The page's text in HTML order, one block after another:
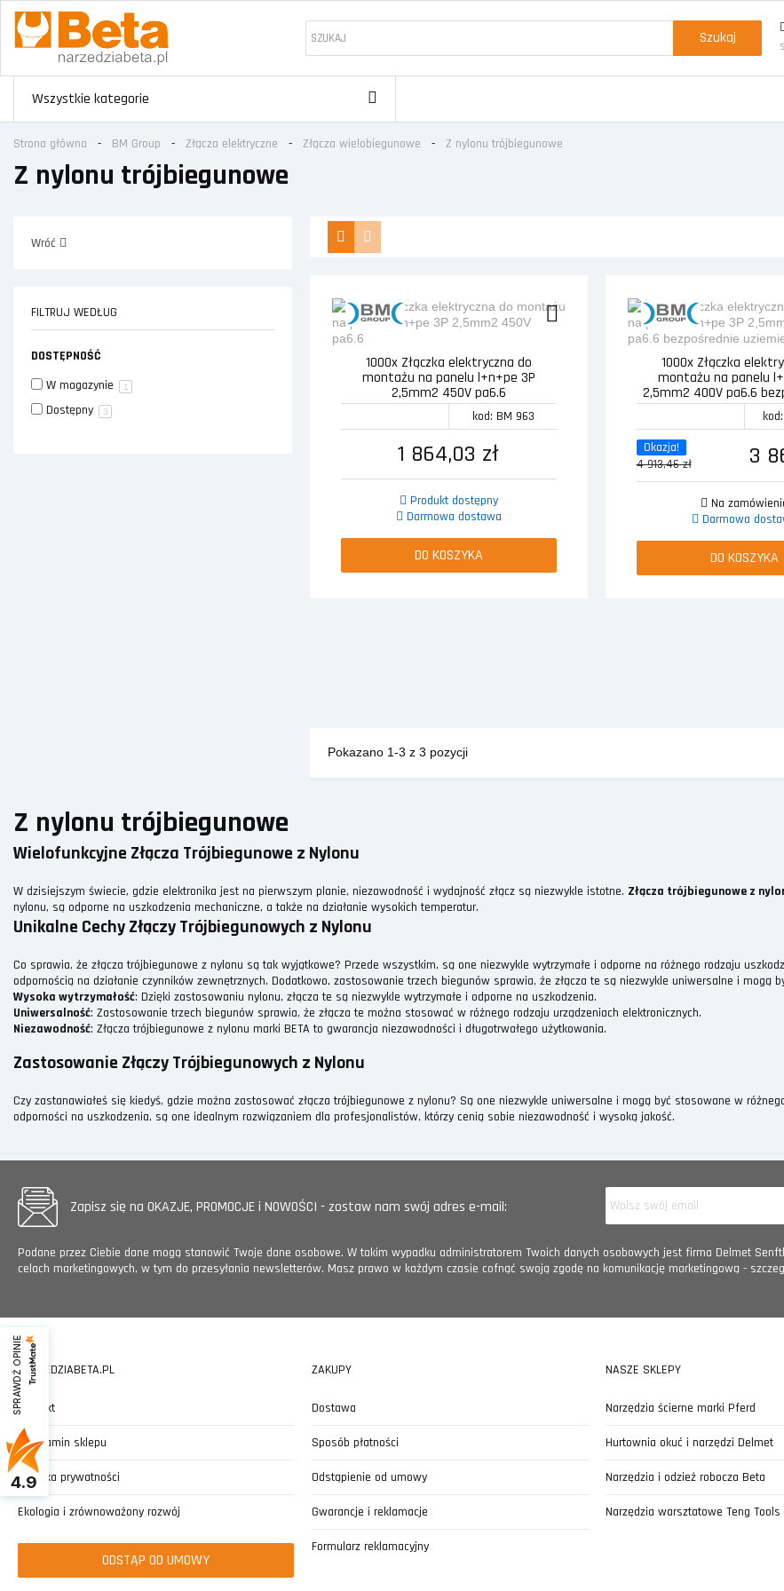
Szukaj
Wszystkie kategorie
Strona główna BM Group Złącza elektryczne Złącza wielobiegunowe Z nylonu trójbiegunowe
Z nylonu trójbiegunowe
Wróć
FILTRUJ WEDŁUG
DOSTĘPNOŚĆ
W magazynie
1
Dostępny 3
1000x Złączka elektryczna do
montażu na panelu l+n+pe 3P
2,5mm2 450V pa6.6
kod: BM 963
1 864,03 zł
Produkt dostępny
Darmowa dostawa
DO KOSZYKA
1000x Złączka
montażu na panelu
2,5mm2 400V pa6.6
Okazja!
4 913,46 zł
3
Na
Darmowa
DO KOSZYKA
Pokazano 1-3 z 3 pozycji
Z nylonu trójbiegunowe
Wielofunkcyjne Złącza Trójbiegunowe z Nylonu
W dzisiejszym świecie, gdzie elektronika jest na pierwszym planie, niezawodność i wydajność złącz są niezwykle istotne. Złącza trójbiegunowe z
nylonu, są odporne na uszkodzenia mechaniczne, a także na działanie wysokich temperatur.
Unikalne Cechy Złączy Trójbiegunowych z Nylonu
Co sprawia, że złącza trójbiegunowe z nylonu są tak wyjątkowe? Przede wszystkim, są one niezwykle wytrzymałe i odporne na różnego rodzaju
odpornością na działanie czynników zewnętrznych. Dodatkowo, zastosowanie trzech biegunów sprawia, że złącza te są niezwykle uniwersalne i mogą
Wysoka wytrzymałość: Dzięki zastosowaniu nylonu, złącza te są niezwykle wytrzymałe i odporne na uszkodzenia.
Uniwersalność: Zastosowanie trzech biegunów sprawia, że złącza te można stosować w różnego rodzaju urządzeniach elektronicznych.
Niezawodność: Złącza trójbiegunowe z nylonu marki BETA to gwarancja niezawodności i długotrwałego użytkowania.
Zastosowanie Złączy Trójbiegunowych z Nylonu
Czy zastanawiałeś się kiedyś, gdzie można zastosować złącza trójbiegunowe z nylonu? Są one niezwykle uniwersalne i mogą być stosowane w
odporności na uszkodzenia, są one idealnym rozwiązaniem dla profesjonalistów, którzy cenią sobie niezawodność i wysoką jakość.
Zapisz się na OKAZJE, PROMOCJE i NOWOŚCI - zostaw nam swój adres e-mail:
Podane przez Ciebie dane mogą stanowić Twoje dane osobowe. W takim wypadku administratorem Twoich danych osobowych jest firma Delmet
celach marketingowych, w tym do przesyłania newsletterów. Masz prawo w każdym czasie cofnąć swoją zgodę na komunikację marketingową -
NARZEDZIABETA.PL
Kontakt
Regulamin sklepu
Polityka prywatności
Ekologia i zrównoważony rozwój
ODSTĄP OD UMOWY
ZAKUPY
Dostawa
Sposób płatności
Odstąpienie od umowy
Gwarancje i reklamacje
Formularz reklamacyjny
NASZE SKLEPY
Narzędzia ścierne marki Pferd
Hurtownia okuć i narzędzi Delmet
Narzędzia i odzież robocza Beta
Narzędzia warsztatowe Teng Tools
SPRAWDŹ OPINIE
4.9